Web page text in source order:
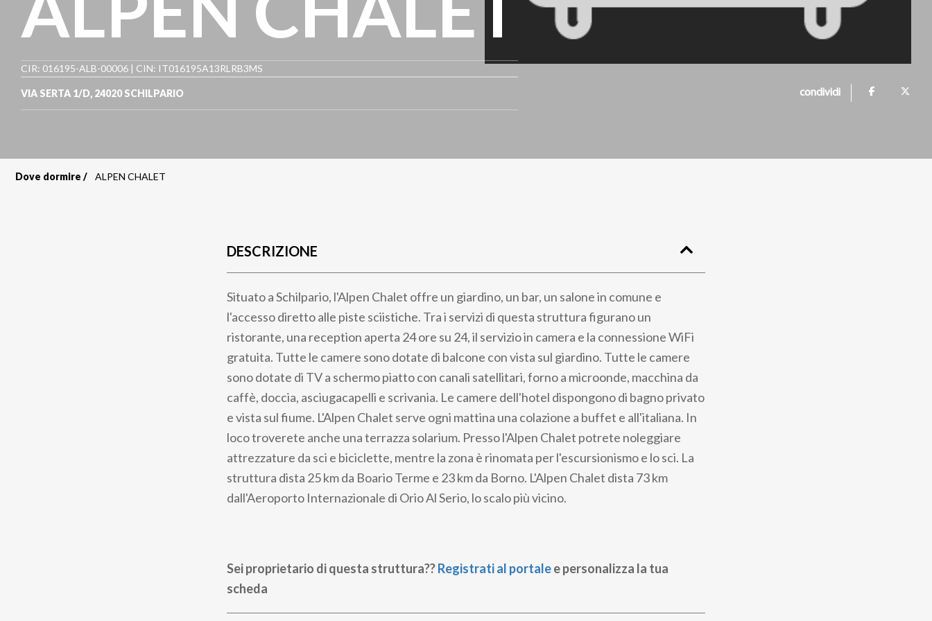
CIR: 016195-ALB-00006 | CIN: IT016195A13RLRB3MS
VIA SERTA 1/D, 24020 SCHILPARIO condividi
Dove dormire ALPEN CHALET
DESCRIZIONE
Situato a Schilpario, l'Alpen Chalet offre un giardino, un bar, un salone in comune e
l'accesso diretto alle piste sciistiche. Tra i servizi di questa struttura figurano un
ristorante, una reception aperta 24 ore su 24, il servizio in camera e la connessione WiFi
gratuita. Tutte le camere sono dotate di balcone con vista sul giardino. Tutte le camere
sono dotate di TV a schermo piatto con canali satellitari, forno a microonde, macchina da
caffè, doccia, asciugacapelli e scrivania. Le camere dell'hotel dispongono di bagno privato
e vista sul fiume. L'Alpen Chalet serve ogni mattina una colazione a buffet e all'italiana. In
loco troverete anche una terrazza solarium. Presso l'Alpen Chalet potrete noleggiare
attrezzature da sci e biciclette, mentre la zona è rinomata per l'escursionismo e lo sci. La
struttura dista 25 km da Boario Terme e 23 km da Borno. L'Alpen Chalet dista 73 km
dall'Aeroporto Internazionale di Orio Al Serio, lo scalo più vicino.
Sei proprietario di questa struttura??Registrati al portalee personalizza la tua
scheda